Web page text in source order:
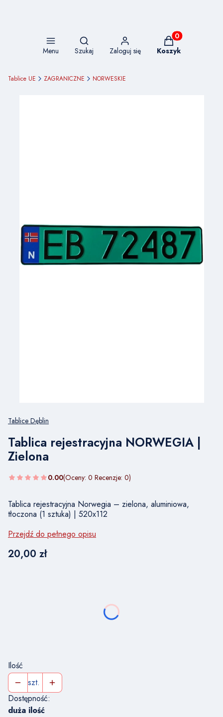
Menu
Otwórz wyszukiwarkę
Szukaj Zaloguj się
Produkty w
Koszyk
Tablice UE ZAGRANICZNE NORWESKIE
Tablice Dęblin
Tablica rejestracyjna NORWEGIA |
Zielona
0.00(Oceny: 0 Recenzje: 0)
Tablica rejestracyjna Norwegia – zielona, aluminiowa,
tłoczona (1 sztuka) | 520x112
Przejdź do pełnego opisu
Cena
20,00 zł
Ilość
szt.
Dostępność:
duża ilość